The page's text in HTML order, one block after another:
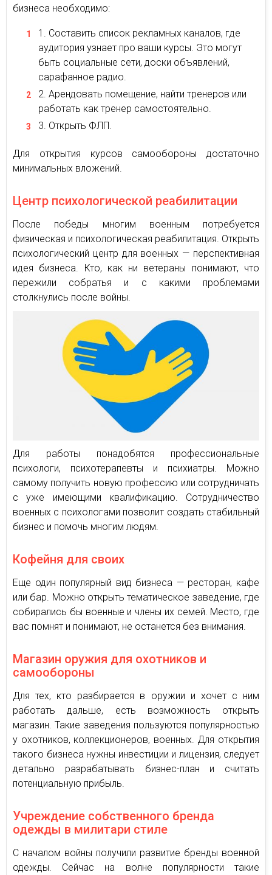
бизнеса необходимо:
Составить список рекламных каналов, где
аудитория узнает про ваши курсы. Это могут
быть социальные сети, доски объявлений,
сарафанное радио.
Арендовать помещение, найти тренеров или
работать как тренер самостоятельно.
Открыть ФЛП.
Для открытия курсов самообороны достаточно
минимальных вложений.
Центр психологической реабилитации
После победы многим военным потребуется
физическая и психологическая реабилитация. Открыть
психологический центр для военных — перспективная
идея бизнеса. Кто, как ни ветераны понимают, что
пережили собратья и с какими проблемами
столкнулись после войны.
Для работы понадобятся профессиональные
психологи, психотерапевты и психиатры. Можно
самому получить новую профессию или сотрудничать
с уже имеющими квалификацию. Сотрудничество
военных с психологами позволит создать стабильный
бизнес и помочь многим людям.
Кофейня для своих
Еще один популярный вид бизнеса — ресторан, кафе
или бар. Можно открыть тематическое заведение, где
собирались бы военные и члены их семей. Место, где
вас помнят и понимают, не останется без внимания.
Магазин оружия для охотников и
самообороны
Для тех, кто разбирается в оружии и хочет с ним
работать дальше, есть возможность открыть
магазин. Такие заведения пользуются популярностью
у охотников, коллекционеров, военных. Для открытия
такого бизнеса нужны инвестиции и лицензия, следует
детально разрабатывать бизнес-план и считать
потенциальную прибыль.
Учреждение собственного бренда
одежды в милитари стиле
С началом войны получили развитие бренды военной
одежды. Сейчас на волне популярности такие